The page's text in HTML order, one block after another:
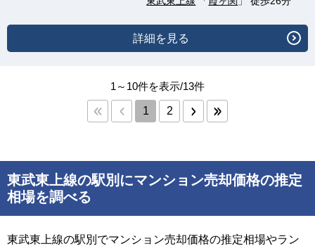
詳細を見る
1～10件を表示/13件
1 2
東武東上線の駅別にマンション売却価格の推定
相場を調べる
東武東上線の駅別でマンション売却価格の推定相場やラン